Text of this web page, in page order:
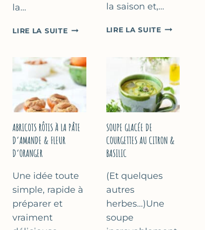
la…
LIRE LA SUITEPOÊLÉE
&
TOMATES
AU
THYM
la saison et,…
LIRE LA SUITECAKE
HUILE
D’OLIVE
&
NOISETTES
SUCRÉ
ABRICOTS RÔTIS À LA PÂTE
D’AMANDE & FLEUR
D’ORANGER
Une idée toute
simple, rapide à
préparer et
vraiment
SOUPE GLACÉE DE
COURGETTES AU CITRON &
BASILIC
(Et quelques
autres
herbes…)Une
soupe